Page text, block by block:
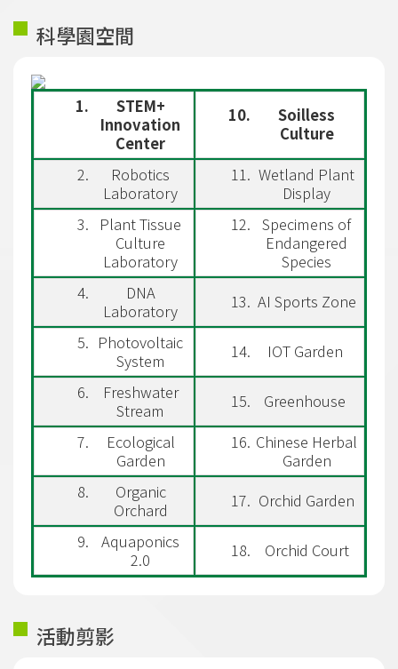
科學園空間
STEM+
Innovation
Center
Soilless
Culture
Robotics
Laboratory
Wetland Plant
Display
Plant Tissue
Culture
Laboratory
Specimens of
Endangered
Species
DNA
Laboratory
AI Sports Zone
Photovoltaic
System
IOT Garden
Freshwater
Stream
Greenhouse
Ecological
Garden
Chinese Herbal
Garden
Organic
Orchard
Orchid Garden
Aquaponics
2.0
Orchid Court
活動剪影